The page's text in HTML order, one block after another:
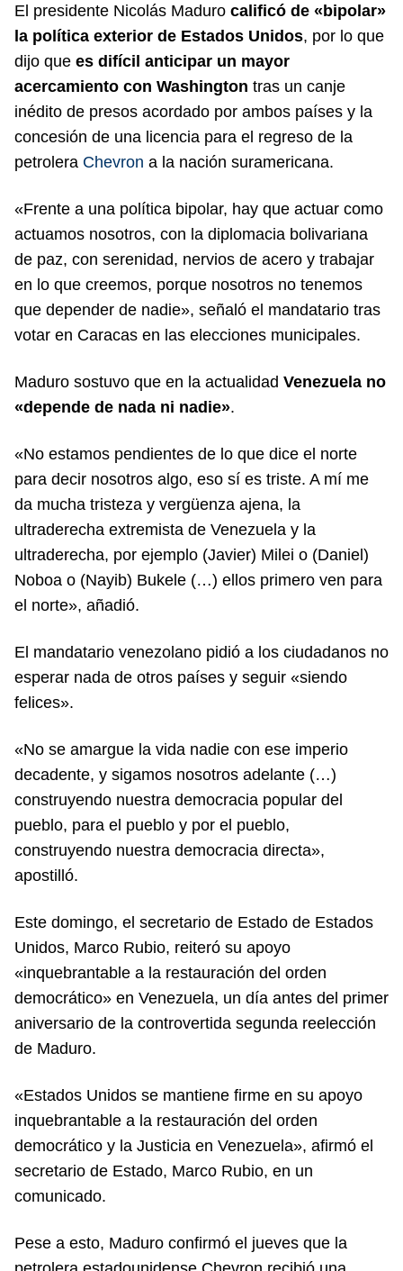
El presidente Nicolás Maduro calificó de «bipolar»
la política exterior de Estados Unidos, por lo que
dijo que es difícil anticipar un mayor
acercamiento con Washington tras un canje
inédito de presos acordado por ambos países y la
concesión de una licencia para el regreso de la
petrolera Chevron a la nación suramericana.
«Frente a una política bipolar, hay que actuar como
actuamos nosotros, con la diplomacia bolivariana
de paz, con serenidad, nervios de acero y trabajar
en lo que creemos, porque nosotros no tenemos
que depender de nadie», señaló el mandatario tras
votar en Caracas en las elecciones municipales.
Maduro sostuvo que en la actualidad Venezuela no
«depende de nada ni nadie».
«No estamos pendientes de lo que dice el norte
para decir nosotros algo, eso sí es triste. A mí me
da mucha tristeza y vergüenza ajena, la
ultraderecha extremista de Venezuela y la
ultraderecha, por ejemplo (Javier) Milei o (Daniel)
Noboa o (Nayib) Bukele (…) ellos primero ven para
el norte», añadió.
El mandatario venezolano pidió a los ciudadanos no
esperar nada de otros países y seguir «siendo
felices».
«No se amargue la vida nadie con ese imperio
decadente, y sigamos nosotros adelante (…)
construyendo nuestra democracia popular del
pueblo, para el pueblo y por el pueblo,
construyendo nuestra democracia directa»,
apostilló.
Este domingo, el secretario de Estado de Estados
Unidos, Marco Rubio, reiteró su apoyo
«inquebrantable a la restauración del orden
democrático» en Venezuela, un día antes del primer
aniversario de la controvertida segunda reelección
de Maduro.
«Estados Unidos se mantiene firme en su apoyo
inquebrantable a la restauración del orden
democrático y la Justicia en Venezuela», afirmó el
secretario de Estado, Marco Rubio, en un
comunicado.
Pese a esto, Maduro confirmó el jueves que la